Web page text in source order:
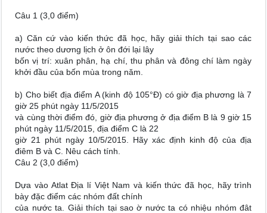
Câu 1 (3,0 điểm)
a) Căn cứ vào kiến thức đã học, hãy giải thích tại sao các
nước theo dương lịch ở ôn đới lại lây
bốn vị trí: xuân phân, hạ chí, thu phân và đông chí làm ngày
khởi đầu của bốn mùa trong năm.
b) Cho biết địa điểm A (kinh độ 105°Đ) có giờ địa phương là 7
giờ 25 phút ngày 11/5/2015
và cùng thời điểm đó, giờ địa phương ở địa điểm B là 9 giờ 15
phút ngày 11/5/2015, địa điểm C là 22
giờ 21 phút ngày 10/5/2015. Hãy xác định kinh độ của địa
điêm B và C. Nêu cách tính.
Câu 2 (3,0 điểm)
Dựa vào Atlat Địa lí Việt Nam và kiến thức đã học, hãy trình
bày đặc điểm các nhóm đất chính
của nước ta. Giải thích tại sao ờ nước ta có nhiệu nhóm đât